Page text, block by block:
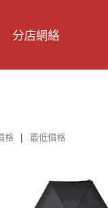
分店網絡
格 | 最低價格